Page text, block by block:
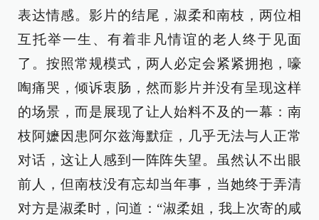
表达情感。影片的结尾，淑柔和南枝，两位相
互托举一生、有着非凡情谊的老人终于见面
了。按照常规模式，两人必定会紧紧拥抱，嚎
啕痛哭，倾诉衷肠，然而影片并没有呈现这样
的场景，而是展现了让人始料不及的一幕：南
枝阿嬷因患阿尔兹海默症，几乎无法与人正常
对话，这让人感到一阵阵失望。虽然认不出眼
前人，但南枝没有忘却当年事，当她终于弄清
对方是淑柔时，问道：“淑柔姐，我上次寄的咸